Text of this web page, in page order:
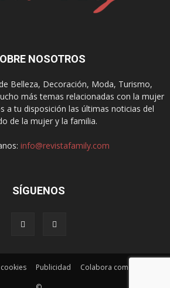
NOSOTROS
Belleza, Decoración, Moda, Turismo,
más temas relacionadas con la mujer
a tu disposición las últimas noticias del
de la mujer y la familia.
info@revistafamily.com
SÍGUENOS
Publicidad
Colabora como autor